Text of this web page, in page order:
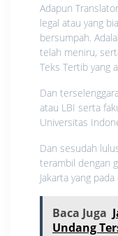
Adapun
legal atau yang
bersumpah.
telah meniru,
Teks Tertib yang
Dan
atau LBI serta
Universitas
Dan sesudah
terambil dengan
Jakarta yang
Baca Juga
Undang